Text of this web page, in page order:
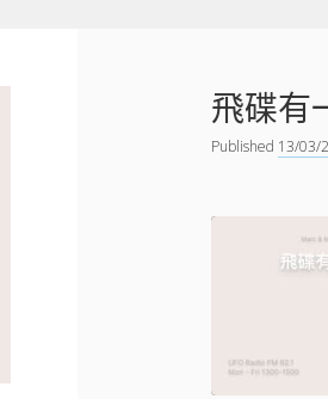
飛碟有
Published 13/03/